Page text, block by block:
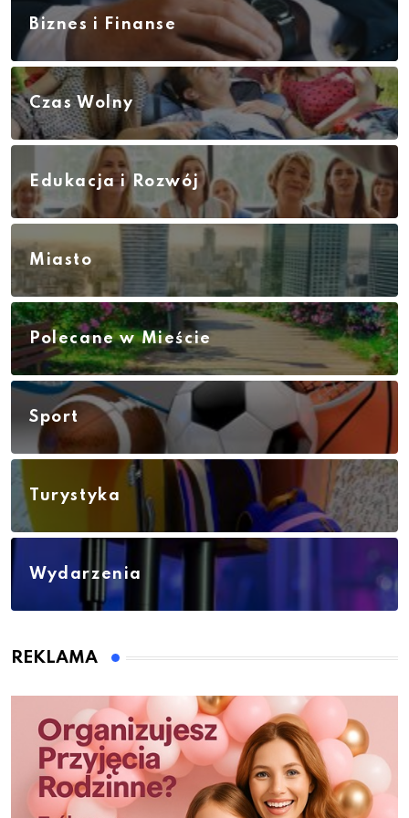
Biznes i Finanse
Czas Wolny
Edukacja i Rozwój
Miasto
Polecane w Mieście
Sport
Turystyka
Wydarzenia
REKLAMA